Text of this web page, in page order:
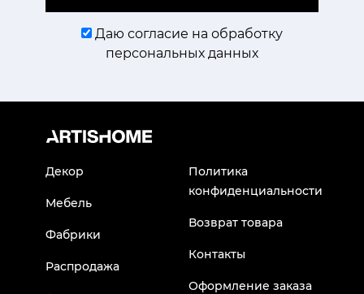
Даю согласие на обработку
персональных данных
Декор
Мебель
Фабрики
Распродажа
Политика
конфиденциальности
Возврат товара
Контакты
Оформление заказа